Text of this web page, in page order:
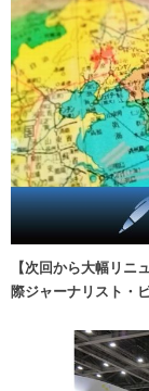
【次回から大幅リ
際ジャーナリスト・